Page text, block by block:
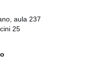
aula 237
25